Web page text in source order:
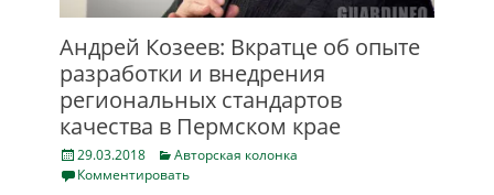
Андрей Козеев: Вкратце об опыте
разработки и внедрения
региональных стандартов
качества в Пермском крае
Posted
on
29.03.2018 Categories
Авторская колонка
Комментировать